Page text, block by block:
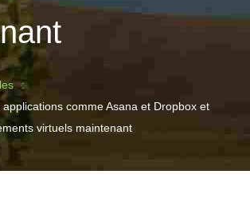
comme Asana et Dropbox et
virtuels maintenant